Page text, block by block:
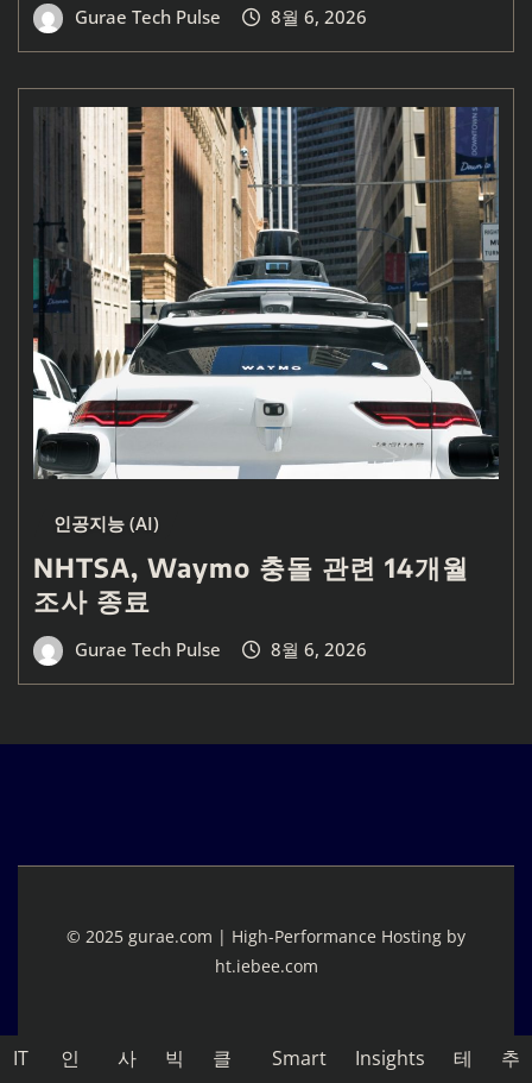
Gurae Tech Pulse 8월 6, 2026
인공지능 (AI)
NHTSA, Waymo 충돌 관련 14개월
조사 종료
Gurae Tech Pulse 8월 6, 2026
© 2025 gurae.com | High-Performance Hosting by
ht.iebee.com
IT
인
사
빅
클
Smart
Insights
테
추